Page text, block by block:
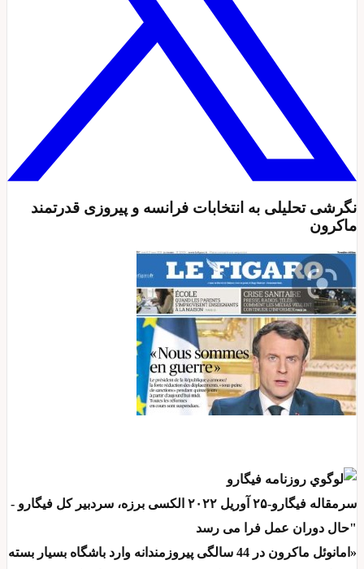
نگرشی تحلیلی به انتخابات فرانسه و پیروزی قدرتمند
ماکرون
سرمقاله فیگارو-۲۵ آوریل ۲۰۲۲ الکسی برزه، سردبیر کل فیگارو -
"حال دوران عمل فرا می رسد
«امانوئل ماکرون در 44 سالگی پیروزمندانه وارد باشگاه بسیار بسته